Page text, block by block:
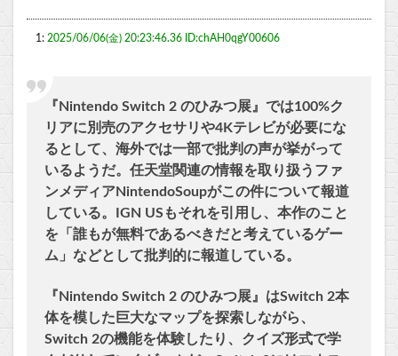
1: 2025/06/06(金) 20:23:46.36 ID:chAH0qgY00606
『Nintendo Switch 2 のひみつ展』では100%ク
リアに別売のアクセサリや4Kテレビが必要にな
るとして、海外では一部で批判の声が挙がって
いるようだ。任天堂関連の情報を取り扱うファ
ンメディアNintendoSoupがこの件について報道
している。IGN USもそれを引用し、本作のこと
を「誰もが無料であるべきだと考えているゲー
ム」などとして批判的に報道している。
『Nintendo Switch 2 のひみつ展』はSwitch 2本
体を模した巨大なマップを探索しながら、
Switch 2の機能を体験したり、クイズ形式で学